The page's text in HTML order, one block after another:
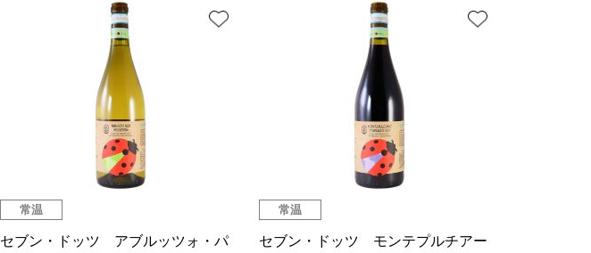
常温
セブン・ドッツ アブルッツォ・パ
常温
セブン・ドッツ モンテプルチアー